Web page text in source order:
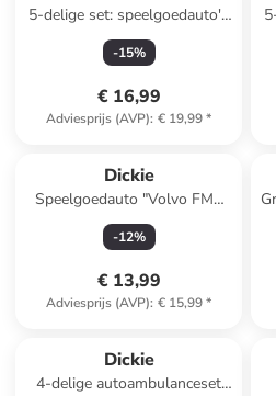
5-delige set: speelgoedauto's
"Lamborghini" meerkleurig -
vanaf 3 jaar
-15%
€ 16,99
Adviesprijs (AVP): € 19,99*
Dickie
Speelgoedauto "Volvo FMX
Truck Garbage Collector"
groen - vanaf 3 jaar
-12%
€ 13,99
Adviesprijs (AVP): € 15,99*
Dickie
4-delige autoambulanceset